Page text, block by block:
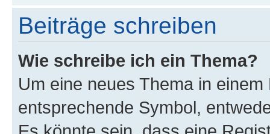
Beiträge schreiben
Wie schreibe ich ein Thema?
Um eine neues Thema in
entsprechende Symbol,